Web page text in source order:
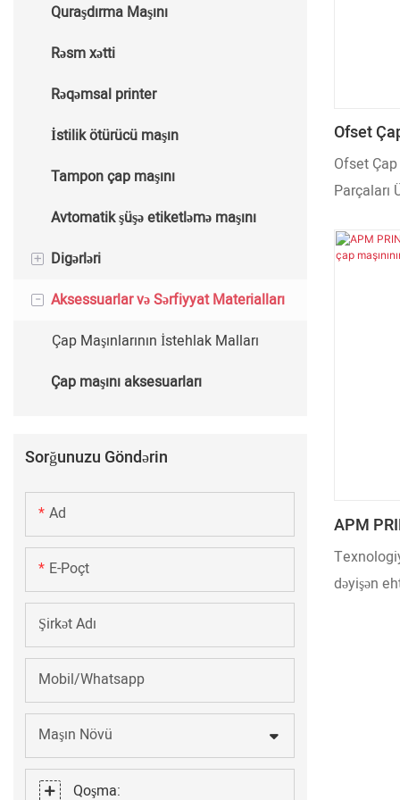
Quraşdırma Maşını
Rəsm xətti
Rəqəmsal printer
İstilik ötürücü maşın
Tampon çap maşını
Avtomatik şüşə etiketləmə maşını
+ Digərləri
Kubok Hazırlayan Maşın
Qablaşdırma Maşını
FURNACE
- Aksessuarlar və Sərfiyyat Materialları
Çap Maşınlarının İstehlak Malları
Çap maşını aksesuarları
Sorğunuzu Göndərin
Ad
E-Poçt
Şirkət Adı
Mobil/Whatsapp
Maşın Növü
Qoşma:
Ofset
Ofset
Parçaları
APM
Metal
dəyişən